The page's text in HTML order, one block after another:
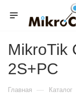
MikroTik
2S+PC
Главная — Каталог